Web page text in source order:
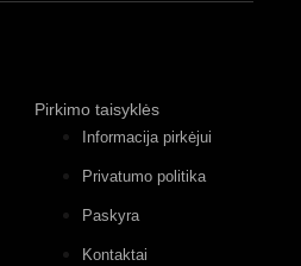
Pirkimo taisyklės
Informacija pirkėjui
Privatumo politika
Paskyra
Kontaktai